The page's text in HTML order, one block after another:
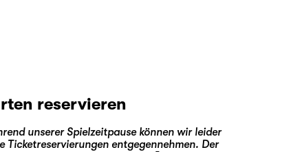
reservieren
unserer Spielzeitpause können wir leider
Ticketreservierungen entgegennehmen. Der